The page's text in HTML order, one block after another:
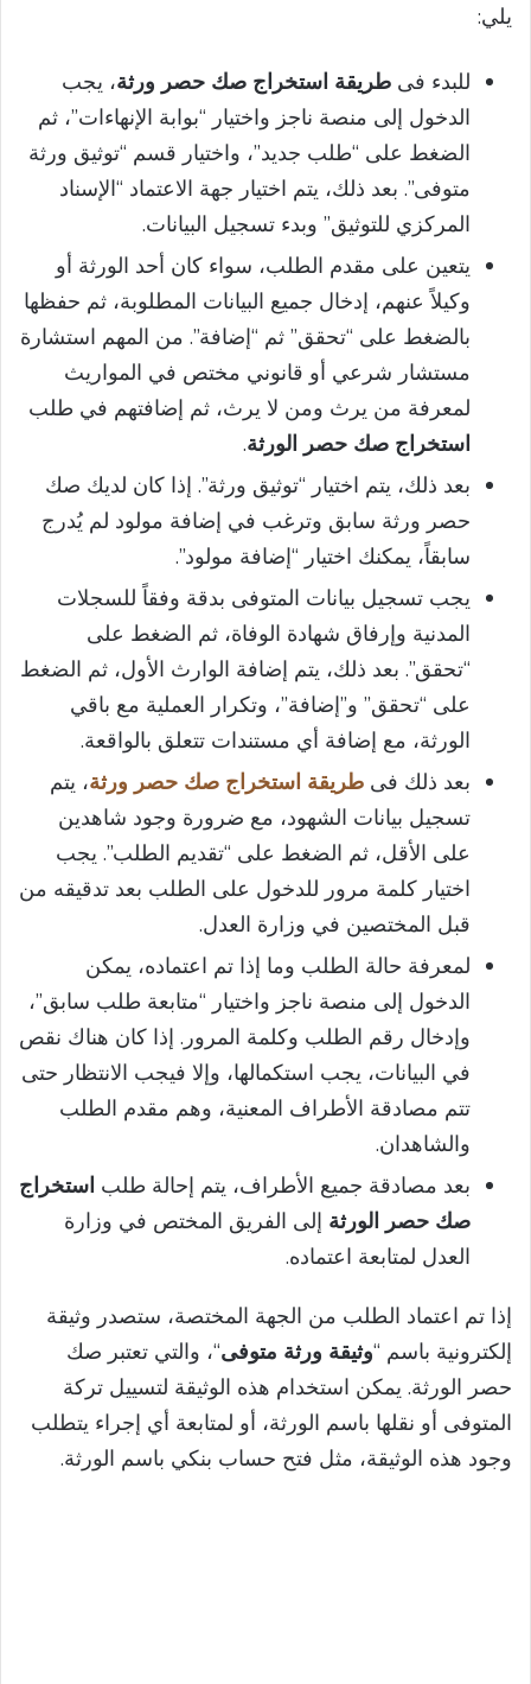
يلي:
للبدء فى طريقة استخراج صك حصر ورثة، يجب
الدخول إلى منصة ناجز واختيار “بوابة الإنهاءات”، ثم
الضغط على “طلب جديد”، واختيار قسم “توثيق ورثة
متوفى”. بعد ذلك، يتم اختيار جهة الاعتماد “الإسناد
المركزي للتوثيق” وبدء تسجيل البيانات.
يتعين على مقدم الطلب، سواء كان أحد الورثة أو
وكيلاً عنهم، إدخال جميع البيانات المطلوبة، ثم حفظها
بالضغط على “تحقق” ثم “إضافة”. من المهم استشارة
مستشار شرعي أو قانوني مختص في المواريث
لمعرفة من يرث ومن لا يرث، ثم إضافتهم في طلب
استخراج صك حصر الورثة.
بعد ذلك، يتم اختيار “توثيق ورثة”. إذا كان لديك صك
حصر ورثة سابق وترغب في إضافة مولود لم يُدرج
سابقاً، يمكنك اختيار “إضافة مولود”.
يجب تسجيل بيانات المتوفى بدقة وفقاً للسجلات
المدنية وإرفاق شهادة الوفاة، ثم الضغط على
“تحقق”. بعد ذلك، يتم إضافة الوارث الأول، ثم الضغط
على “تحقق” و”إضافة”، وتكرار العملية مع باقي
الورثة، مع إضافة أي مستندات تتعلق بالواقعة.
بعد ذلك فى طريقة استخراج صك حصر ورثة، يتم
تسجيل بيانات الشهود، مع ضرورة وجود شاهدين
على الأقل، ثم الضغط على “تقديم الطلب”. يجب
اختيار كلمة مرور للدخول على الطلب بعد تدقيقه من
قبل المختصين في وزارة العدل.
لمعرفة حالة الطلب وما إذا تم اعتماده، يمكن
الدخول إلى منصة ناجز واختيار “متابعة طلب سابق”،
وإدخال رقم الطلب وكلمة المرور. إذا كان هناك نقص
في البيانات، يجب استكمالها، وإلا فيجب الانتظار حتى
تتم مصادقة الأطراف المعنية، وهم مقدم الطلب
والشاهدان.
بعد مصادقة جميع الأطراف، يتم إحالة طلب استخراج
صك حصر الورثة إلى الفريق المختص في وزارة
العدل لمتابعة اعتماده.
إذا تم اعتماد الطلب من الجهة المختصة، ستصدر وثيقة
إلكترونية باسم “وثيقة ورثة متوفى“، والتي تعتبر صك
حصر الورثة. يمكن استخدام هذه الوثيقة لتسييل تركة
المتوفى أو نقلها باسم الورثة، أو لمتابعة أي إجراء يتطلب
وجود هذه الوثيقة، مثل فتح حساب بنكي باسم الورثة.